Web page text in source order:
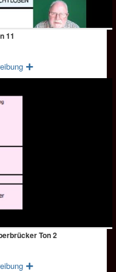
11
Ton 2